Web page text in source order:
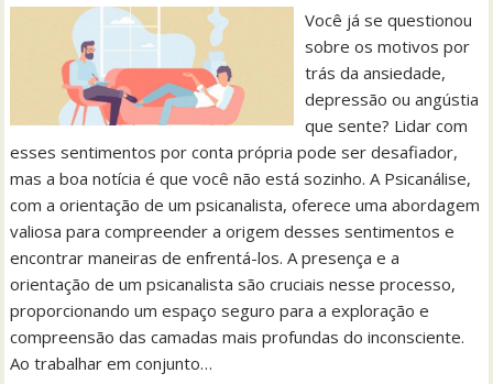
Você já se questionou
sobre os motivos por
trás da ansiedade,
depressão ou angústia
que sente? Lidar com
esses sentimentos por conta própria pode ser desafiador,
mas a boa notícia é que você não está sozinho. A Psicanálise,
com a orientação de um psicanalista, oferece uma abordagem
valiosa para compreender a origem desses sentimentos e
encontrar maneiras de enfrentá-los. A presença e a
orientação de um psicanalista são cruciais nesse processo,
proporcionando um espaço seguro para a exploração e
compreensão das camadas mais profundas do inconsciente.
Ao trabalhar em conjunto…